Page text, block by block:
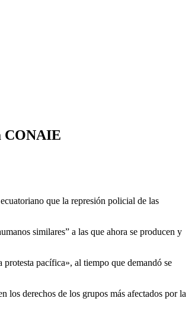
CONAIE
que la represión policial de las
similares” a las que ahora se producen y
pacífica», al tiempo que demandó se
los derechos de los grupos más afectados por la